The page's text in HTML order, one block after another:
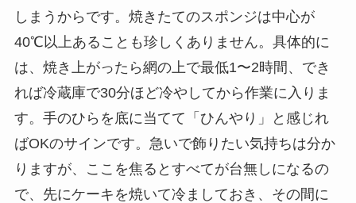
しまうからです。焼きたてのスポンジは中心が
40℃以上あることも珍しくありません。具体的に
は、焼き上がったら網の上で最低1〜2時間、でき
れば冷蔵庫で30分ほど冷やしてから作業に入りま
す。手のひらを底に当てて「ひんやり」と感じれ
ばOKのサインです。急いで飾りたい気持ちは分か
りますが、ここを焦るとすべてが台無しになるの
で、先にケーキを焼いて冷ましておき、その間に